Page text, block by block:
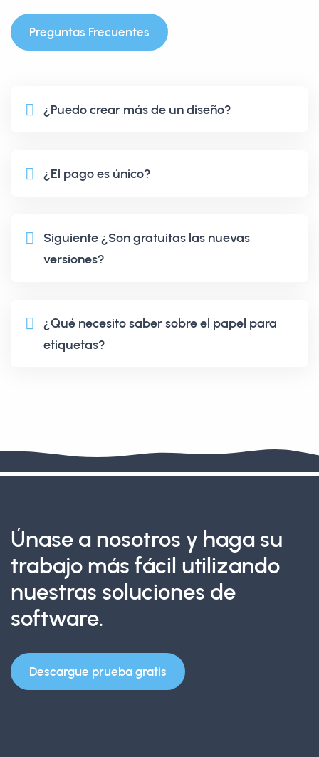
Preguntas Frecuentes
¿Puedo crear más de un diseño?
¿El pago es único?
Siguiente ¿Son gratuitas las nuevas
versiones?
¿Qué necesito saber sobre el papel para
etiquetas?
Únase a nosotros y haga su
trabajo más fácil utilizando
nuestras soluciones de
software.
Descargue prueba gratis